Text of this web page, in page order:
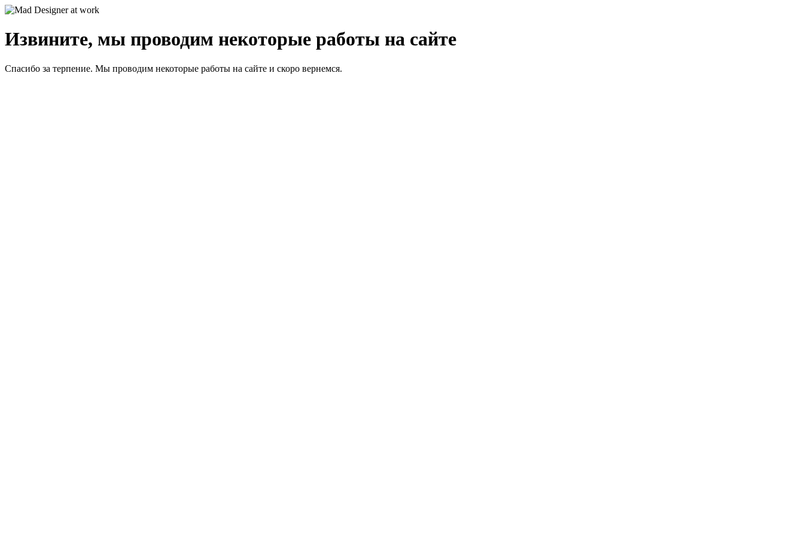
Извините, мы проводим некоторые работы на сайте
Спасибо за терпение. Мы проводим некоторые работы на сайте и скоро вернемся.